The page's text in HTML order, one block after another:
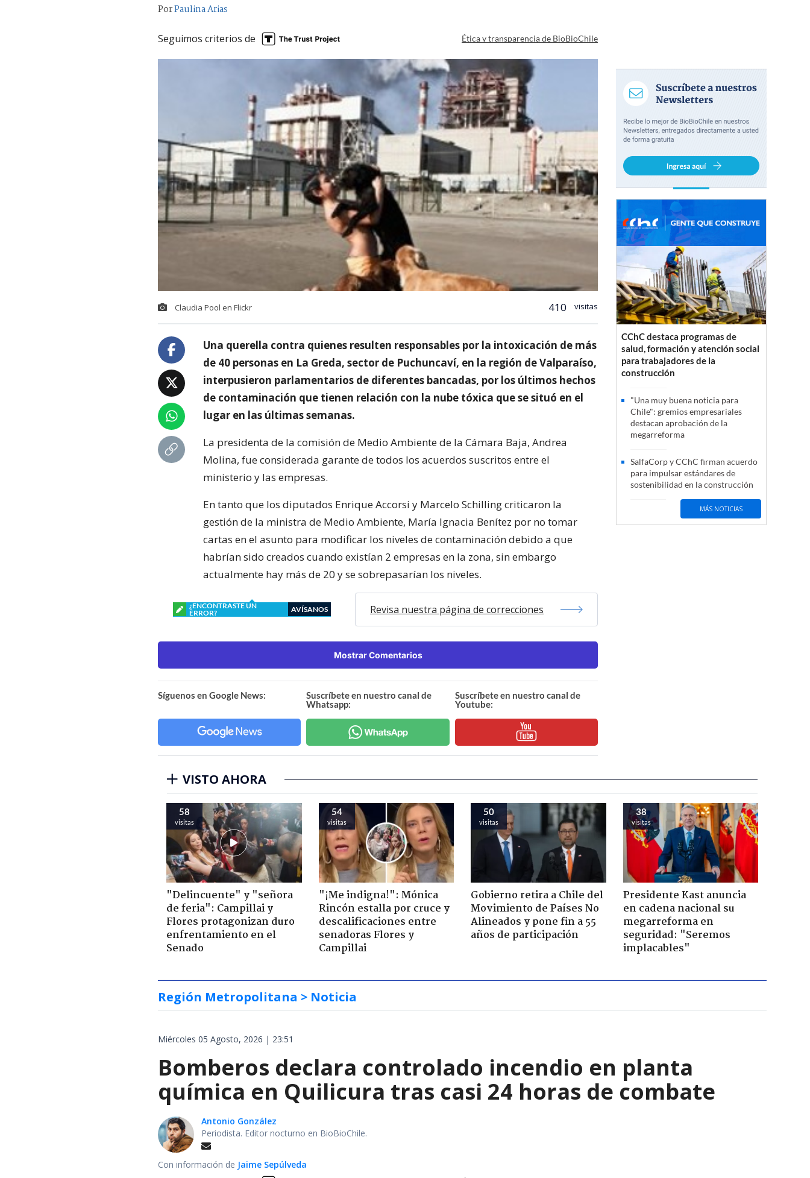
PorPaulina Arias
Seguimos criterios de Ética y transparencia de BioBioChile
Claudia Pool en Flickr 410 visitas
Una querella contra quienes resulten responsables por la intoxicación de más
de 40 personas en La Greda, sector de Puchuncaví, en la región de Valparaíso,
interpusieron parlamentarios de diferentes bancadas, por los últimos hechos
de contaminación que tienen relación con la nube tóxica que se situó en el
lugar en las últimas semanas.
La presidenta de la comisión de Medio Ambiente de la Cámara Baja, Andrea
Molina, fue considerada garante de todos los acuerdos suscritos entre el
ministerio y las empresas.
En tanto que los diputados Enrique Accorsi y Marcelo Schilling criticaron la
gestión de la ministra de Medio Ambiente, María Ignacia Benítez por no tomar
cartas en el asunto para modificar los niveles de contaminación debido a que
habrían sido creados cuando existían 2 empresas en la zona, sin embargo
actualmente hay más de 20 y se sobrepasarían los niveles.
¿ENCONTRASTE UN
ERROR?
AVÍSANOS Revisa nuestra página de correcciones
Mostrar Comentarios
Síguenos en Google News:
Suscríbete en nuestro canal de
Whatsapp:
Suscríbete en nuestro canal de
Youtube:
CChC destaca programas de
salud, formación y atención social
para trabajadores de la
construcción
"Una muy buena noticia para
Chile": gremios empresariales
destacan aprobación de la
megarreforma
SalfaCorp y CChC firman acuerdo
para impulsar estándares de
sostenibilidad en la construcción
MÁS NOTICIAS
VISTO AHORA
58
visitas
"Delincuente" y "señora
de feria": Campillai y
Flores protagonizan duro
enfrentamiento en el
Senado
54
visitas
"¡Me indigna!": Mónica
Rincón estalla por cruce y
descalificaciones entre
senadoras Flores y
Campillai
50
visitas
Gobierno retira a Chile del
Movimiento de Países No
Alineados y pone fin a 55
años de participación
38
visitas
Presidente Kast anuncia
en cadena nacional su
megarreforma en
seguridad: "Seremos
implacables"
Región Metropolitana > Noticia
Miércoles 05 Agosto, 2026 | 23:51
Bomberos declara controlado incendio en planta
química en Quilicura tras casi 24 horas de combate
Antonio González
Periodista. Editor nocturno en BioBioChile.
Con información de Jaime Sepúlveda